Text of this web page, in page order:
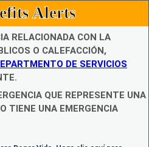
Alerts
RELACIONADA CON LA
O CALEFACCIÓN,
DE SERVICIOS
QUE REPRESENTE UNA
TIENE UNA EMERGENCIA